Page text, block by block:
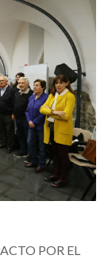
POR EL